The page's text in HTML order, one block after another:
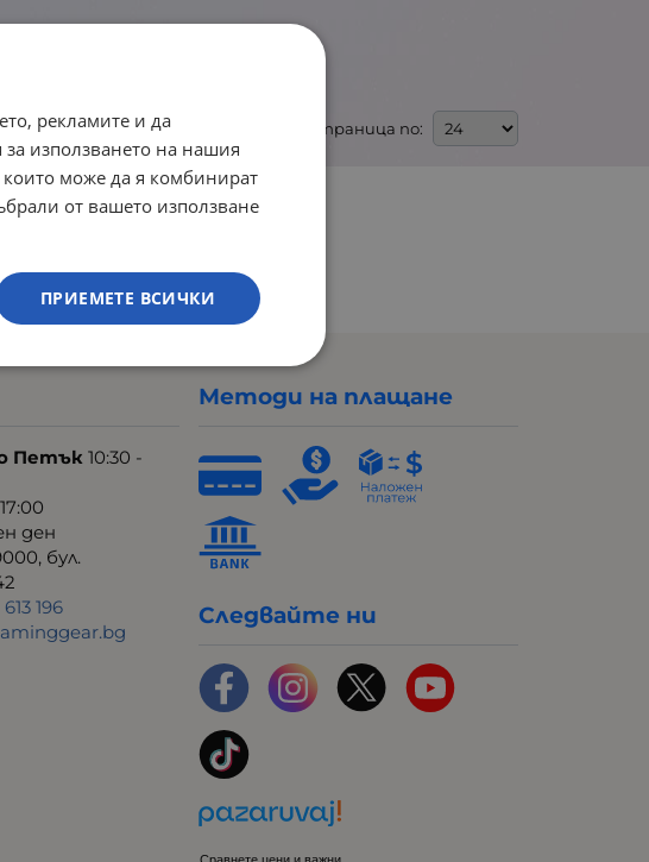
На страница по:
Петък 10:30 -
ден
бул.
196
Методи на плащане
Следвайте ни
рекламите и да
използването на нашия
които може да я комбинират
от вашето използване
ПРИЕМЕТЕ ВСИЧКИ